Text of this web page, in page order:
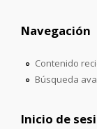
Navegación
Contenido
Búsqueda
Inicio de